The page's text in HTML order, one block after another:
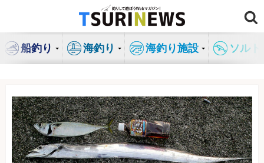
ン
船釣り 海釣り 海釣り施設 ソル